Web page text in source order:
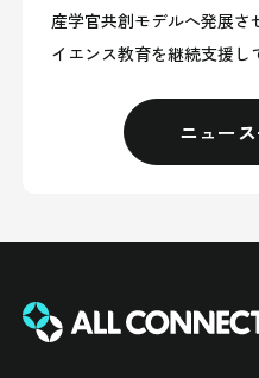
産学官共創モデルへ発展
イエンス教育を継続支援し
ニュー